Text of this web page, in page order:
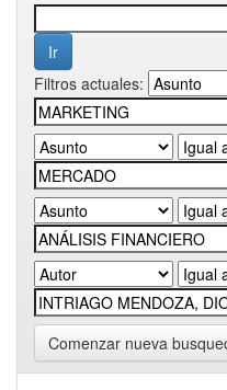
Filtros actuales:
Comenzar nueva